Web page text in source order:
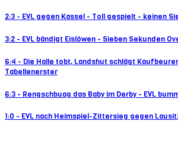
2:3 - EVL gegen Kassel - Toll gespielt - keinen
3:2 - EVL bändigt Eislöwen - Sieben Sekunden
6:4 - Die Halle tobt, Landshut schlägt
Tabellenerster
6:3 - Rengschbuag das Baby im Derby - EVL
1:0 - EVL nach Heimspiel-Zittersieg gegen